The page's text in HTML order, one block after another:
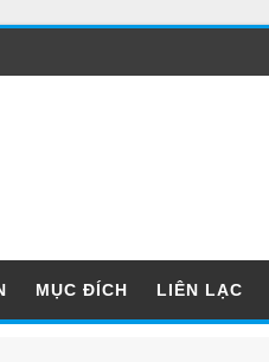
MỤC ĐÍCH LIÊN LẠC